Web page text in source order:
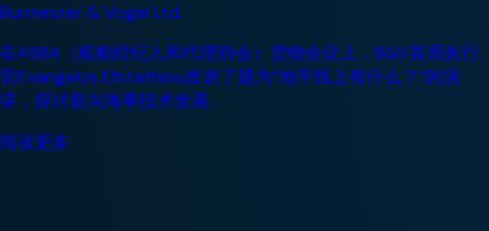
Burmester & Vogel Ltd.
在ASBA（船舶经纪人和代理协会）货物会议上，B&V首席执行
官Evangelos Efstathiou发表了题为”地平线上有什么？”的演
讲，探讨新兴海事技术发展。
阅读更多